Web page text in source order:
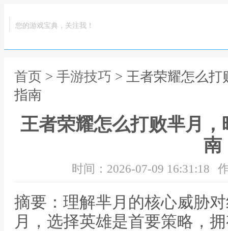
您的游戏宝典，关注我！
首页 > 手游技巧 > 王者荣耀怎么
指南
王者荣耀怎么打败芈月
南
时间：2026-07-09 16:31:18
摘要：理解芈月的核心威胁
月，选择英雄是首要策略，